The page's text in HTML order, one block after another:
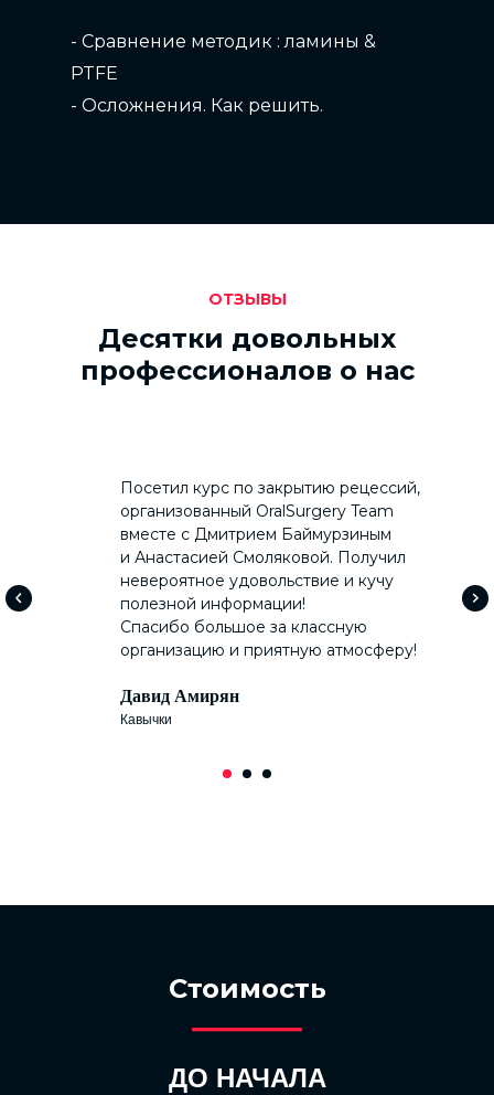
- Сравнение методик : ламины &
PTFE
- Осложнения. Как решить.
СБОР КУРСАНТОВ
ПРАКТИКА. ПЕРВАЯ ГРУППА
Видео-мастер класс:
вертикальная аугментация
PTFE-мембраной
Практика:
пьезохирургическим
послеоперационной зоны
костной пластики GBR -
ОТЗЫВЫ
Десятки довольных
профессионалов о нас
Посетил курс по закрытию рецессий,
организованный OralSurgery Team
вместе с Дмитрием Баймурзиным
и Анастасией Смоляковой. Получил
невероятное удовольствие и кучу
полезной информации!
Спасибо большое за классную
организацию и приятную атмосферу!
Давид Амирян
Кавычки
Стоимость
ДО НАЧАЛА